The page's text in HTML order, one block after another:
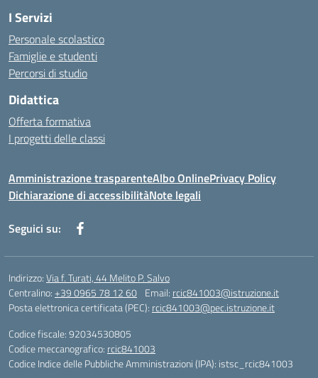
I Servizi
Personale scolastico
Famiglie e studenti
Percorsi di studio
Didattica
Offerta formativa
I progetti delle classi
Amministrazione trasparenteAlbo OnlinePrivacy Policy
Dichiarazione di accessibilitàNote legali
Seguici su:
Indirizzo:Via f. Turati, 44 Melito P. Salvo
Centralino:+39 0965 78 12 60 Email: rcic841003@istruzione.it
Posta elettronica certificata (PEC): rcic841003@pec.istruzione.it
Codice fiscale: 92034530805
Codice meccanografico: rcic841003
Codice Indice delle Pubbliche Amministrazioni (IPA): istsc_rcic841003